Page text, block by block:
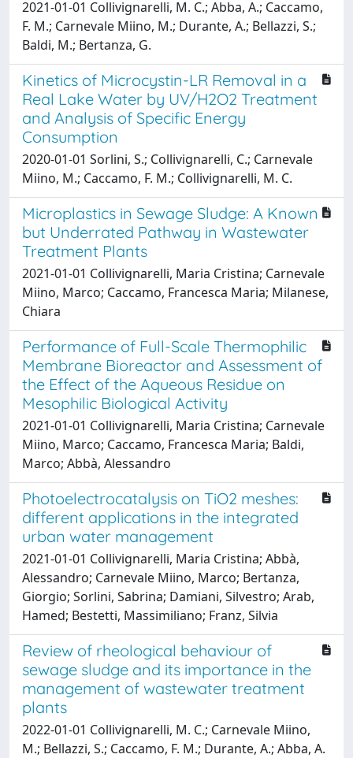
2021-01-01 Collivignarelli, M. C.; Abba, A.; Caccamo,
F. M.; Carnevale Miino, M.; Durante, A.; Bellazzi, S.;
Baldi, M.; Bertanza, G.
Kinetics of Microcystin-LR Removal in a
Real Lake Water by UV/H2O2 Treatment
and Analysis of Specific Energy
Consumption
2020-01-01 Sorlini, S.; Collivignarelli, C.; Carnevale
Miino, M.; Caccamo, F. M.; Collivignarelli, M. C.
Microplastics in Sewage Sludge: A Known
but Underrated Pathway in Wastewater
Treatment Plants
2021-01-01 Collivignarelli, Maria Cristina; Carnevale
Miino, Marco; Caccamo, Francesca Maria; Milanese,
Chiara
Performance of Full-Scale Thermophilic
Membrane Bioreactor and Assessment of
the Effect of the Aqueous Residue on
Mesophilic Biological Activity
2021-01-01 Collivignarelli, Maria Cristina; Carnevale
Miino, Marco; Caccamo, Francesca Maria; Baldi,
Marco; Abbà, Alessandro
Photoelectrocatalysis on TiO2 meshes:
different applications in the integrated
urban water management
2021-01-01 Collivignarelli, Maria Cristina; Abbà,
Alessandro; Carnevale Miino, Marco; Bertanza,
Giorgio; Sorlini, Sabrina; Damiani, Silvestro; Arab,
Hamed; Bestetti, Massimiliano; Franz, Silvia
Review of rheological behaviour of
sewage sludge and its importance in the
management of wastewater treatment
plants
2022-01-01 Collivignarelli, M. C.; Carnevale Miino,
M.; Bellazzi, S.; Caccamo, F. M.; Durante, A.; Abba, A.